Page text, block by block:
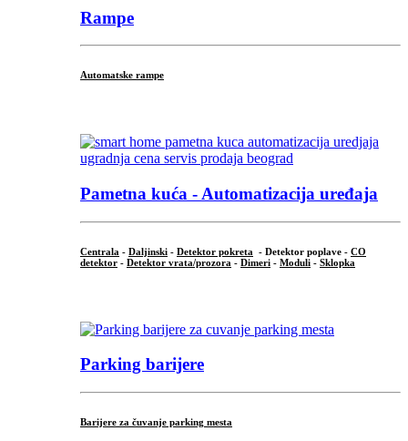
Rampe
Automatske rampe
Pametna kuća - Automatizacija uređaja
Centrala - Daljinski - Detektor pokreta - Detektor poplave - CO
detektor - Detektor vrata/prozora - Dimeri - Moduli - Sklopka
Parking barijere
Barijere za čuvanje parking mesta